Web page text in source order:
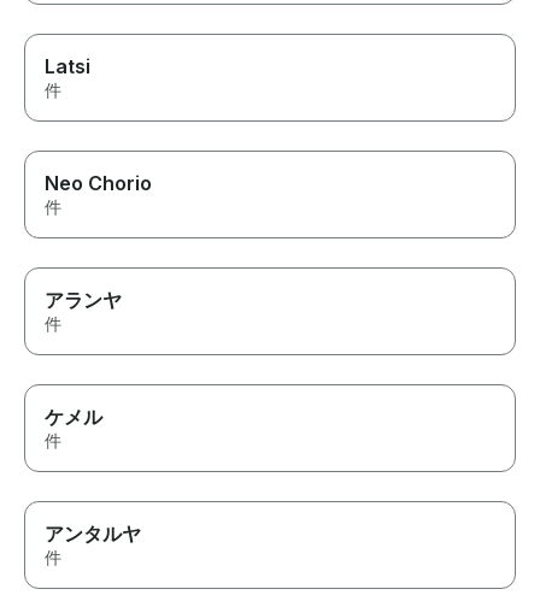
Latsi
件
Neo Chorio
件
アランヤ
件
ケメル
件
アンタルヤ
件